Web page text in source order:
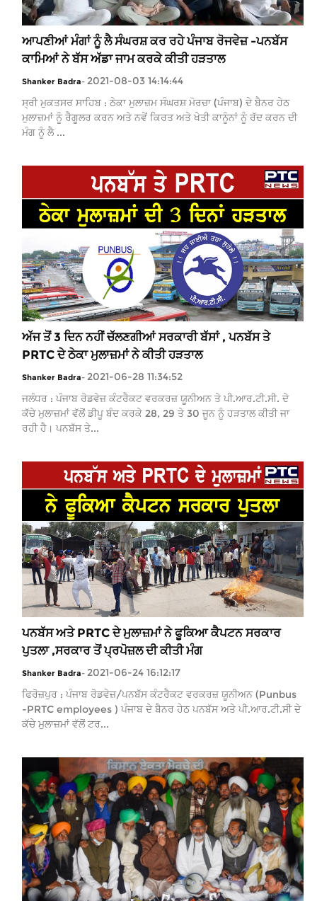
ਆਪਣੀਆਂ ਮੰਗਾਂ ਨੂੰ ਲੈ ਸੰਘਰਸ਼ ਕਰ ਰਹੇ ਪੰਜਾਬ ਰੋਜਵੇਜ਼ -ਪਨਬੱਸ
ਕਾਮਿਆਂ ਨੇ ਬੱਸ ਅੱਡਾ ਜਾਮ ਕਰਕੇ ਕੀਤੀ ਹੜਤਾਲ
Shanker Badra- 2021-08-03 14:14:44
ਸ੍ਰੀ ਮੁਕਤਸਰ ਸਾਹਿਬ : ਠੇਕਾ ਮੁਲਾਜ਼ਮ ਸੰਘਰਸ਼ ਮੋਰਚਾ (ਪੰਜਾਬ) ਦੇ ਬੈਨਰ ਹੇਠ
ਮੁਲਾਜ਼ਮਾਂ ਨੂੰ ਰੈਗੂਲਰ ਕਰਨ ਅਤੇ ਨਵੇਂ ਕਿਰਤ ਅਤੇ ਖੇਤੀ ਕਾਨੂੰਨਾਂ ਨੂੰ ਰੱਦ ਕਰਨ ਦੀ
ਮੰਗ ਨੂੰ ਲੈ ...
ਅੱਜ ਤੋਂ 3 ਦਿਨ ਨਹੀਂ ਚੱਲਣਗੀਆਂ ਸਰਕਾਰੀ ਬੱਸਾਂ , ਪਨਬੱਸ ਤੇ
PRTC ਦੇ ਠੇਕਾ ਮੁਲਾਜ਼ਮਾਂ ਨੇ ਕੀਤੀ ਹੜਤਾਲ
Shanker Badra- 2021-06-28 11:34:52
ਜਲੰਧਰ : ਪੰਜਾਬ ਰੋਡਵੇਜ਼ ਕੰਟਰੈਕਟ ਵਰਕਰਜ਼ ਯੂਨੀਅਨ ਤੇ ਪੀ.ਆਰ.ਟੀ.ਸੀ. ਦੇ
ਕੱਚੇ ਮੁਲਾਜ਼ਮਾਂ ਵੱਲੋਂ ਡੀਪੂ ਬੰਦ ਕਰਕੇ 28, 29 ਤੇ 30 ਜੂਨ ਨੂੰ ਹੜਤਾਲ ਕੀਤੀ ਜਾ
ਰਹੀ ਹੈ। ਪਨਬੱਸ ਤੇ...
ਪਨਬੱਸ ਅਤੇ PRTC ਦੇ ਮੁਲਾਜ਼ਮਾਂ ਨੇ ਫੂਕਿਆ ਕੈਪਟਨ ਸਰਕਾਰ
ਪੁਤਲਾ ,ਸਰਕਾਰ ਤੋਂ ਪ੍ਰਪੋਜ਼ਲ ਦੀ ਕੀਤੀ ਮੰਗ
Shanker Badra- 2021-06-24 16:12:17
ਫਿਰੋਜ਼ਪੁਰ : ਪੰਜਾਬ ਰੋਡਵੇਜ਼/ਪਨਬੱਸ ਕੰਟਰੈਕਟ ਵਰਕਰਜ਼ ਯੂਨੀਅਨ (Punbus
-PRTC employees ) ਪੰਜਾਬ ਦੇ ਬੈਨਰ ਹੇਠ ਪਨਬੱਸ ਅਤੇ ਪੀ.ਆਰ.ਟੀ.ਸੀ ਦੇ
ਕੱਚੇ ਮੁਲਾਜ਼ਮਾਂ ਵੱਲੋਂ ਟਰ...